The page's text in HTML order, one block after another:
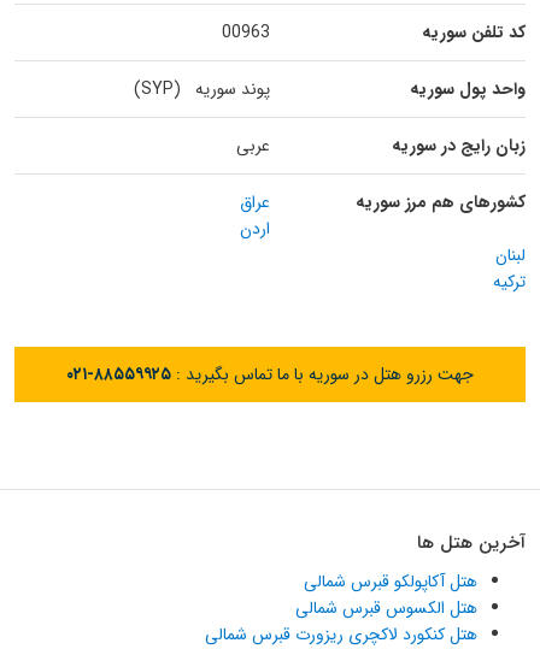
کد تلفن سوریه 00963
واحد پول سوریه پوند سوریه (SYP)
زبان رایج در سوریه عربی
کشورهای هم مرز سوریه
عراق
اردن
لبنان
ترکیه
جهت رزرو هتل در سوریه با ما تماس بگیرید : ۰۲۱-۸۸۵۵۹۹۲۵
آخرین هتل ها
هتل آکاپولکو قبرس شمالی
هتل الکسوس قبرس شمالی
هتل کنکورد لاکچری ریزورت قبرس شمالی